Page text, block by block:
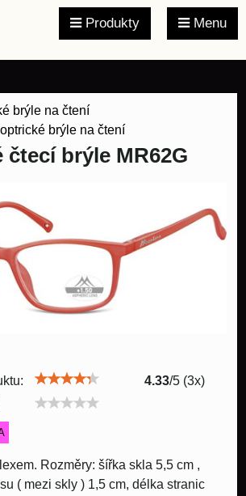
Produkty Menu
brýle na čtení
brýle na čtení
brýle MR62G
4.33/5 (3x)
Rozměry: šířka skla 5,5 cm ,
( mezi skly ) 1,5 cm, délka stranic